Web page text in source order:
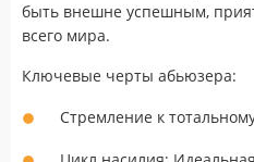
быть внешне успешным,
всего мира.
Ключевые черты абьюзера:
Стремление к